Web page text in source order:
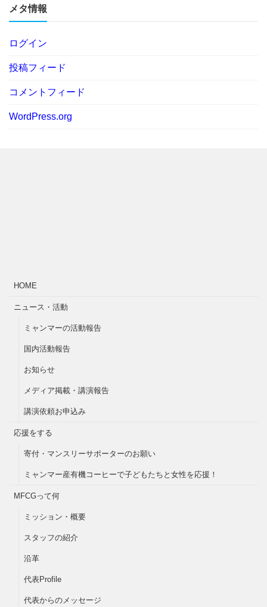
メタ情報
ログイン
投稿フィード
コメントフィード
WordPress.org
HOME
ニュース・活動
ミャンマーの活動報告
国内活動報告
お知らせ
メディア掲載・講演報告
講演依頼お申込み
応援をする
寄付・マンスリーサポーターのお願い
ミャンマー産有機コーヒーで子どもたちと女性を応援！
MFCGって何
ミッション・概要
スタッフの紹介
沿革
代表Profile
代表からのメッセージ